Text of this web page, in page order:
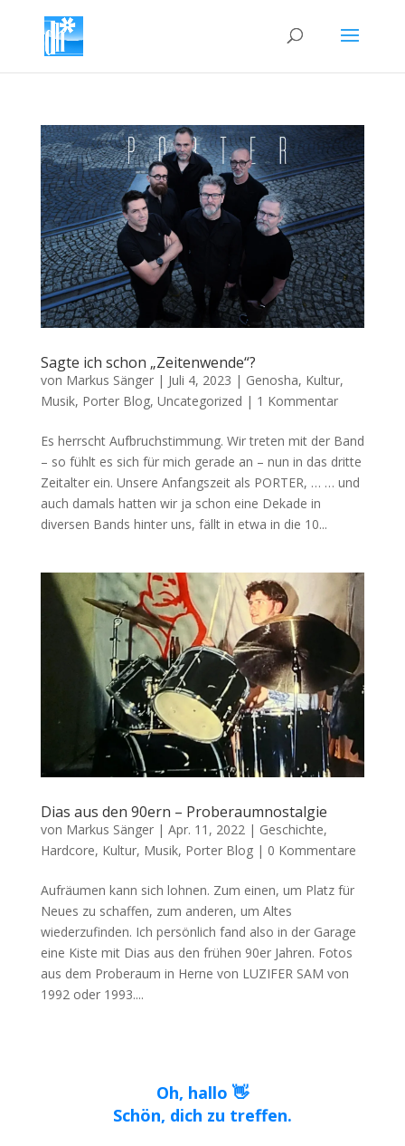
Sagte ich schon „Zeitenwende“?
von Markus Sänger| Juli 4, 2023 | Genosha, Kultur,
Musik, Porter Blog, Uncategorized | 1 Kommentar
Es herrscht Aufbruchstimmung. Wir treten mit der Band
– so fühlt es sich für mich gerade an – nun in das dritte
Zeitalter ein. Unsere Anfangszeit als PORTER, … … und
auch damals hatten wir ja schon eine Dekade in
diversen Bands hinter uns, fällt in etwa in die 10...
Dias aus den 90ern – Proberaumnostalgie
von Markus Sänger| Apr. 11, 2022| Geschichte,
Hardcore, Kultur, Musik, Porter Blog| 0 Kommentare
Aufräumen kann sich lohnen. Zum einen, um Platz für
Neues zu schaffen, zum anderen, um Altes
wiederzufinden. Ich persönlich fand also in der Garage
eine Kiste mit Dias aus den frühen 90er Jahren. Fotos
aus dem Proberaum in Herne von LUZIFER SAM von
1992 oder 1993....
Oh, hallo 👋
Schön, dich zu treffen.